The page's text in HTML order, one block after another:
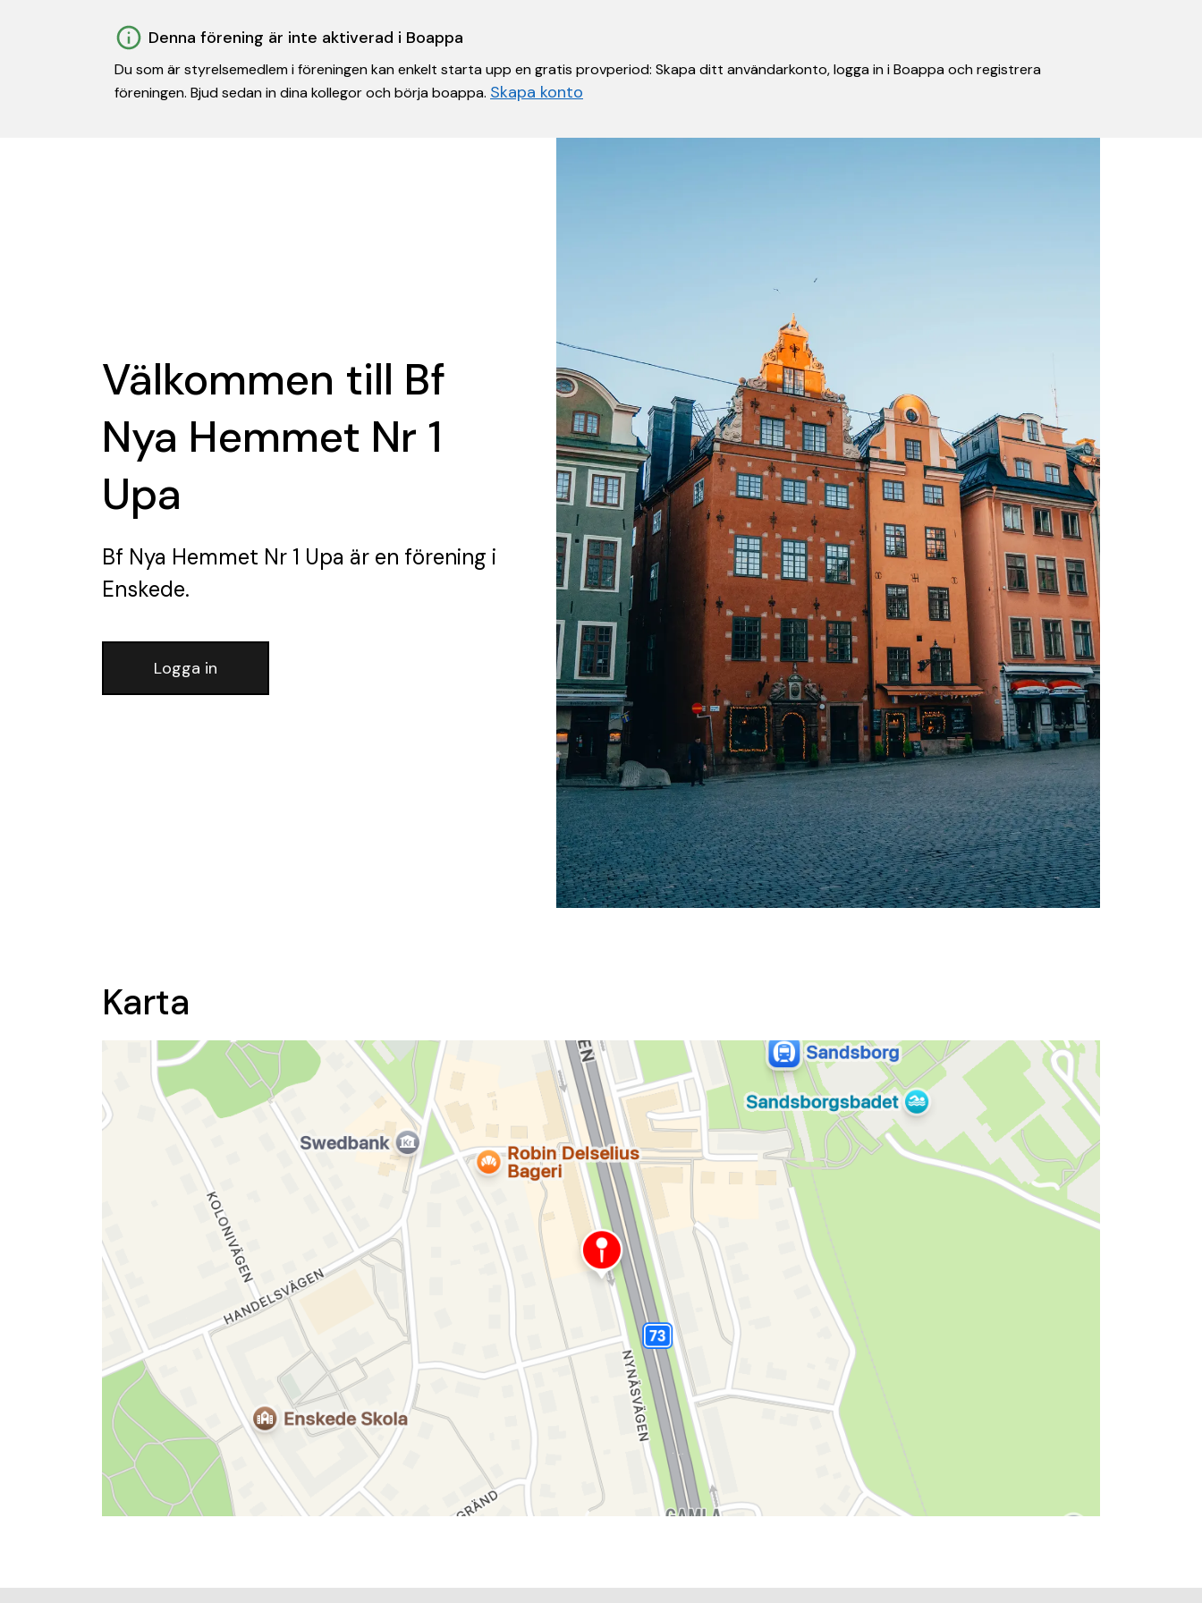
Denna förening är inte aktiverad i Boappa
Du som är styrelsemedlem i föreningen kan enkelt starta upp en gratis provperiod: Skapa ditt användarkonto, logga in i Boappa och registrera
föreningen. Bjud sedan in dina kollegor och börja boappa. Skapa konto
Välkommen till Bf
Nya Hemmet Nr 1
Upa
Bf Nya Hemmet Nr 1 Upa är en förening i
Enskede.
Logga in
Karta